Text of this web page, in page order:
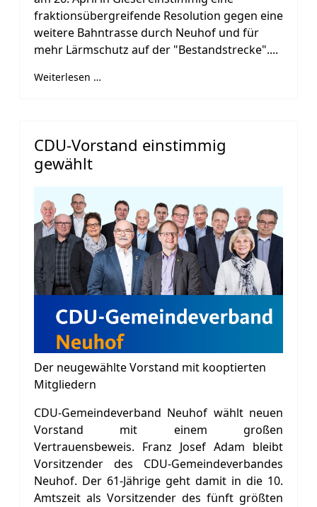
fraktionsübergreifende Resolution gegen eine
weitere Bahntrasse durch Neuhof und für
mehr Lärmschutz auf der "Bestandstrecke"....
Weiterlesen …
CDU-Vorstand einstimmig
gewählt
Der neugewählte Vorstand mit kooptierten
Mitgliedern
CDU-Gemeindeverband Neuhof wählt neuen
Vorstand mit einem großen
Vertrauensbeweis. Franz Josef Adam bleibt
Vorsitzender des CDU-Gemeindeverbandes
Neuhof. Der 61-Jährige geht damit in die 10.
Amtszeit als Vorsitzender des fünft größten